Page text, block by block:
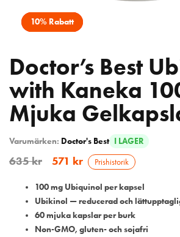
10% Rabatt
Doctor’s Best
with Kaneka
Mjuka
Varumärken: Doctor's Best I LAGER
635kr 571 kr Prishistorik
100 mg Ubiquinol per kapsel
Ubikinol — reducerad och
60 mjuka kapslar per burk
Non-GMO, gluten- och sojafri